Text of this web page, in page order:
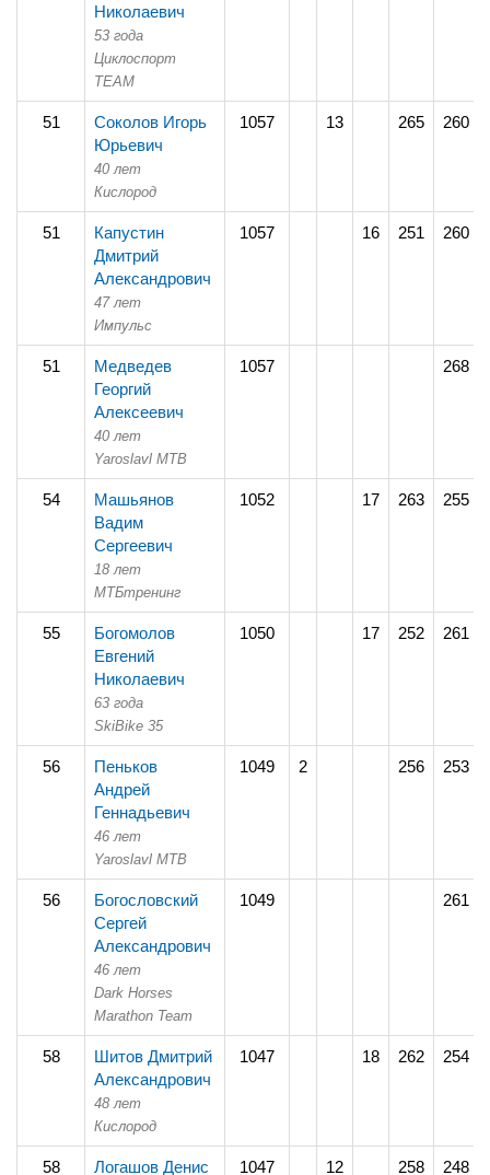
Николаевич
53 года
Циклоспорт
TEAM
51
Соколов Игорь
Юрьевич
40 лет
Кислород
1057 13 265 260
51
Капустин
Дмитрий
Александрович
47 лет
Импульс
1057 16 251 260
51
Медведев
Георгий
Алексеевич
40 лет
Yaroslavl MTB
1057 268
54
Машьянов
Вадим
Сергеевич
18 лет
МТБтренинг
1052 17 263 255
55
Богомолов
Евгений
Николаевич
63 года
SkiBike 35
1050 17 252 261
56
Пеньков
Андрей
Геннадьевич
46 лет
Yaroslavl MTB
1049 2 256 253
56
Богословский
Сергей
Александрович
46 лет
Dark Horses
Marathon Team
1049 261
58
Шитов Дмитрий
Александрович
48 лет
Кислород
1047 18 262 254
58 Логашов Денис 1047 12 258 248